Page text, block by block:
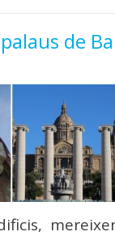
de